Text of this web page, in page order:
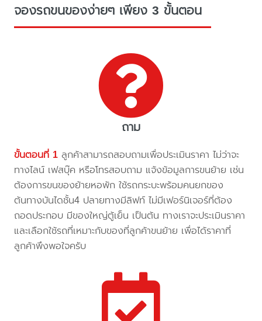
จองรถขนของง่ายๆ เพียง 3 ขั้นตอน
ถาม
ขั้นตอนที่ 1 ลูกค้าสามารถสอบถามเพื่อประเมินราคา ไม่ว่าจะ
ทางไลน์ เฟสบุ๊ค หรือโทรสอบถาม แจ้งข้อมูลการขนย้าย เช่น
ต้องการขนของย้ายหอพัก ใช้รถกระบะพร้อมคนยกของ
ต้นทางบันไดชั้น4 ปลายทางมีลิฟท์ ไม่มีเฟอร์นิเจอร์ที่ต้อง
ถอดประกอบ มีของใหญ่ตู้เย็น เป็นต้น ทางเราจะประเมินราคา
และเลือกใช้รถที่เหมาะกับของที่ลูกค้าขนย้าย เพื่อได้ราคาที่
ลูกค้าพึงพอใจครับ